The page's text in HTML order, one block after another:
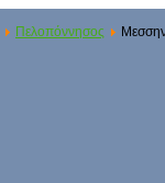
Πελοπόννησος